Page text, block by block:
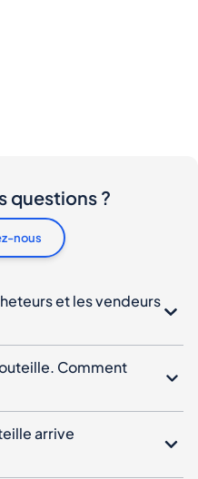
questions ?
nous
et les vendeurs
Comment
arrive